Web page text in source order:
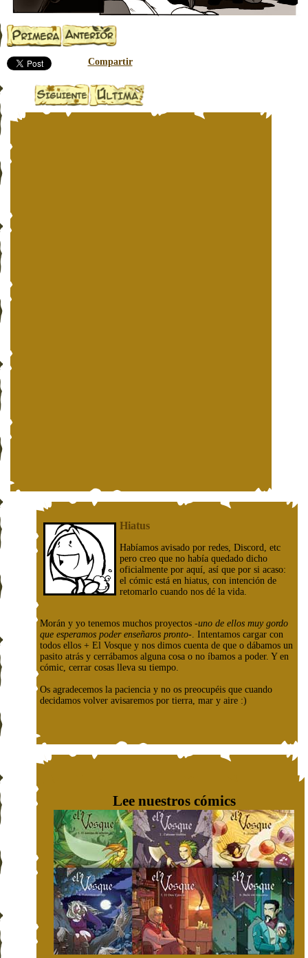
Compartir
Hiatus
Habíamos avisado por redes, Discord, etc
pero creo que no había quedado dicho
oficialmente por aquí, así que por si acaso:
el cómic está en hiatus, con intención de
retomarlo cuando nos dé la vida.
Morán y yo tenemos muchos proyectos -uno de ellos muy gordo
que esperamos poder enseñaros pronto-. Intentamos cargar con
todos ellos + El Vosque y nos dimos cuenta de que o dábamos un
pasito atrás y cerrábamos alguna cosa o no íbamos a poder. Y en
cómic, cerrar cosas lleva su tiempo.
Os agradecemos la paciencia y no os preocupéis que cuando
decidamos volver avisaremos por tierra, mar y aire :)
Lee nuestros cómics